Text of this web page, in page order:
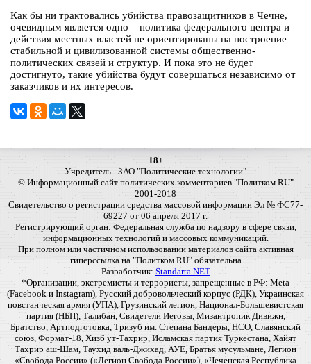
Как бы ни трактовались убийства правозащитников в Чечне,
очевидным является одно – политика федерального центра и
действия местных властей не ориентированы на построение
стабильной и цивилизованной системы общественно-
политических связей и структур. И пока это не будет
достигнуто, такие убийства будут совершаться независимо от
заказчиков и их интересов.
18+
Учредитель - ЗАО "Политические технологии"
© Информационный сайт политических комментариев "Политком.RU"
2001-2018
Свидетельство о регистрации средства массовой информации Эл № ФС77-
69227 от 06 апреля 2017 г.
Регистрирующий орган: Федеральная служба по надзору в сфере связи,
информационных технологий и массовых коммуникаций.
При полном или частичном использовании материалов сайта активная
гиперссылка на "Политком.RU" обязательна
Разработчик: Standarta.NET
*Организации, экстремисты и террористы, запрещенные в РФ: Meta
(Facebook и Instagram), Русский добровольческий корпус (РДК), Украинская
повстанческая армия (УПА), Грузинский легион, Национал-Большевистская
партия (НБП), Талибан, Свидетели Иеговы, Мизантропик Дивижн,
Братство, Артподготовка, Тризуб им. Степана Бандеры, НСО, Славянский
союз, Формат-18, Хизб ут-Тахрир, Исламская партия Туркестана, Хайят
Тахрир аш-Шам, Таухид валь-Джихад, АУЕ, Братья мусульмане, Легион
«Свобода России» («Легион Свобода России»), «Чеченская Республика